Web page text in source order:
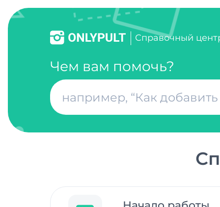
Справочный
Чем вам помочь?